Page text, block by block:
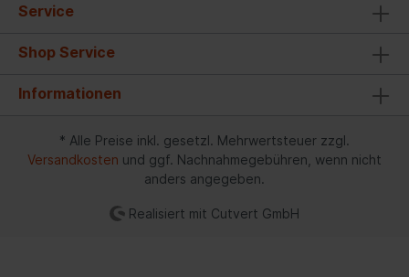
Service
Shop Service
Informationen
* Alle Preise inkl. gesetzl. Mehrwertsteuer zzgl.
Versandkosten und ggf. Nachnahmegebühren, wenn nicht
anders angegeben.
Realisiert mit Cutvert GmbH